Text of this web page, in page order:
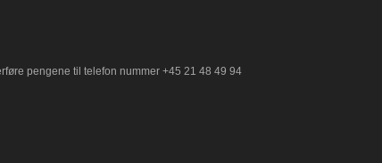
pengene til telefon nummer +45 21 48 49 94